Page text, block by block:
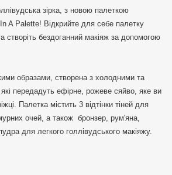
зірка, з новою палеткою
A Palette! Відкрийте для себе палетку
створіть бездоганний макіяж за допомогою
образами, створена з холодними та
передадуть ефірне, рожеве сяйво, яке ви
Палетка містить 3 відтінки тіней для
очей, а також бронзер, рум'яна,
для легкого голлівудського макіяжу.